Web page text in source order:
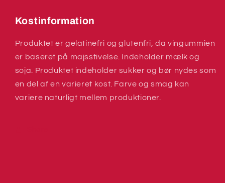
Kostinformation
Produktet er gelatinefri og glutenfri, da vingummien
er baseret på majsstivelse. Indeholder mælk og
soja. Produktet indeholder sukker og bør nydes som
en del af en varieret kost. Farve og smag kan
variere naturligt mellem produktioner.